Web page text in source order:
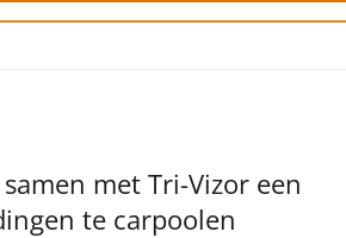
met Tri-Vizor een
te carpoolen